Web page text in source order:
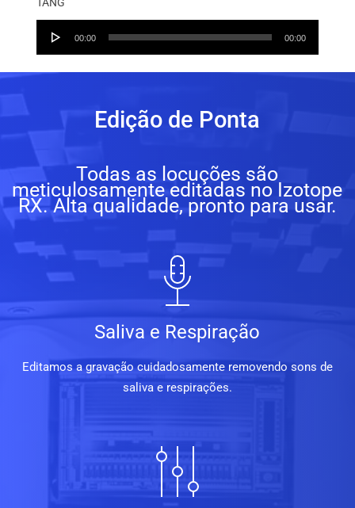
Audio
00:00 00:00
Edição de Ponta
Todas as locuções são
meticulosamente editadas no Izotope
RX. Alta qualidade, pronto para usar.
Saliva e Respiração
Editamos a gravação cuidadosamente removendo sons de
saliva e respirações.